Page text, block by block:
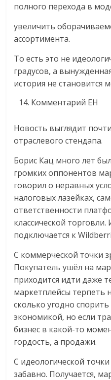
полного перехода в
увеличить
ассортимента.
То есть это не
градусов, а
история не становится
Комментарий EH
Новость выглядит
отраслевого стендапа.
Борис Кац много лет
громких оппонентов
говорил о неравных
налоговых лазейках,
ответственности
классической
подключается к
С коммерческой точки
Покупатель ушёл на
приходится идти даже
маркетплейсы
сколько угодно
экономикой, но если
бизнес в какой-то
гордость, а продажи.
С идеологической
забавно. Получается,